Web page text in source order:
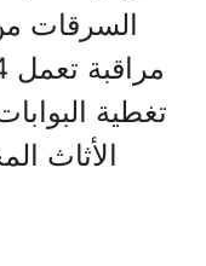
السرقات
تغطية
الأثاث